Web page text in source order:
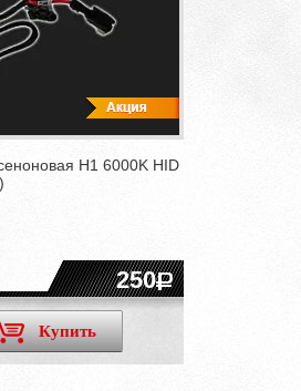
H1 6000K HID
250
Купить